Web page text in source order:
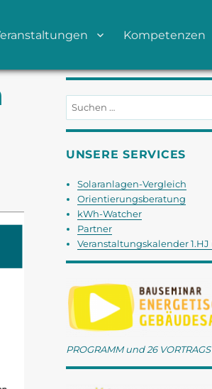
Kompetenzen
Suchen
UNSERE SERVICES
Solaranlagen-Vergleich
Orientierungsberatung
kWh-Watcher
Partner
Veranstaltungskalender 1.HJ
PROGRAMM und 26